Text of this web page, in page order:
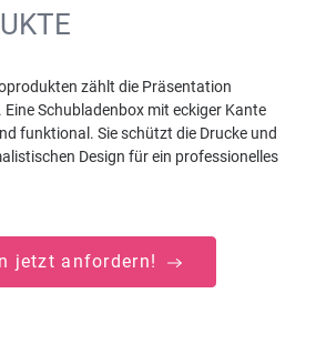
zählt die Präsentation
Schubladenbox mit eckiger Kante
funktional. Sie schützt die Drucke und
Design für ein professionelles
jetzt anfordern!